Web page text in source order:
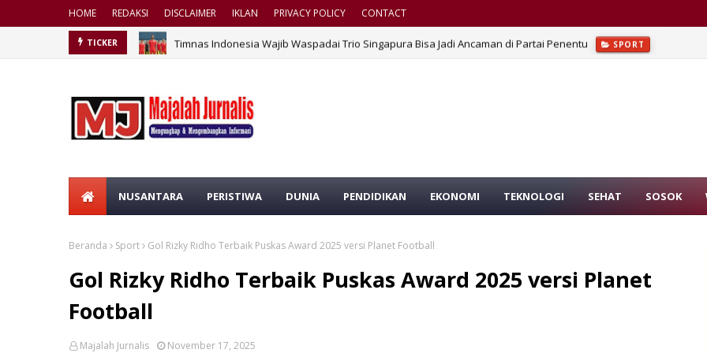
HOME REDAKSI DISCLAIMER IKLAN PRIVACY POLICY CONTACT
TICKER Timnas Indonesia Wajib Waspadai Trio Singapura Bisa Jadi Ancaman di Partai Penentu SPORT
NUSANTARA PERISTIWA DUNIA PENDIDIKAN EKONOMI TEKNOLOGI SEHAT SOSOK
Beranda Sport Gol Rizky Ridho Terbaik Puskas Award 2025 versi Planet Football
Gol Rizky Ridho Terbaik Puskas Award 2025 versi Planet
Football
Majalah Jurnalis November 17, 2025